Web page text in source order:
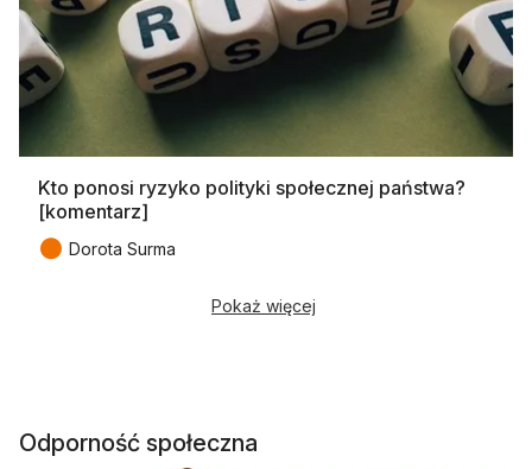
Kto ponosi ryzyko polityki społecznej państwa?
[komentarz]
● Dorota Surma
Pokaż więcej
Odporność społeczna